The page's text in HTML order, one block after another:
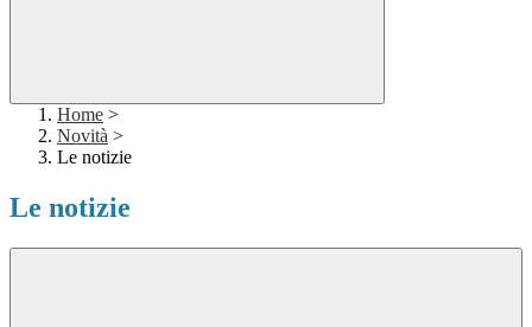
Home >
Novità >
Le notizie
Le notizie